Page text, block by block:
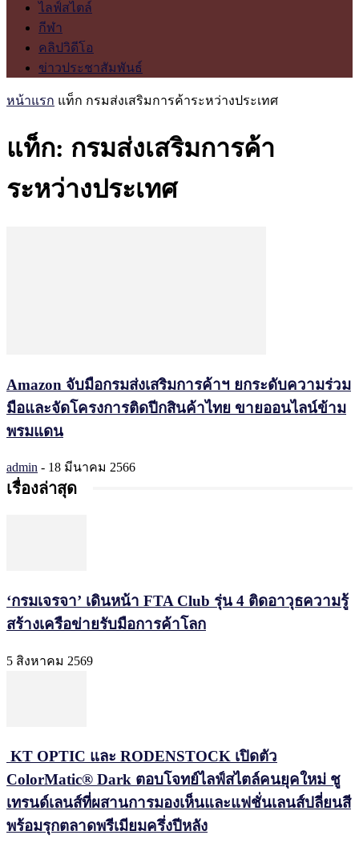
ไลฟ์สไตล์
กีฬา
คลิปวิดีโอ
ข่าวประชาสัมพันธ์
หน้าแรก แท็ก กรมส่งเสริมการค้าระหว่างประเทศ
แท็ก: กรมส่งเสริมการค้า
ระหว่างประเทศ
Amazon จับมือกรมส่งเสริมการค้าฯ ยกระดับความร่วม
มือและจัดโครงการติดปีกสินค้าไทย ขายออนไลน์ข้าม
พรมแดน
admin - 18 มีนาคม 2566
เรื่องล่าสุด
‘กรมเจรจา’ เดินหน้า FTA Club รุ่น 4 ติดอาวุธความรู้
สร้างเครือข่ายรับมือการค้าโลก
5 สิงหาคม 2569
KT OPTIC และ RODENSTOCK เปิดตัว
ColorMatic® Dark ตอบโจทย์ไลฟ์สไตล์คนยุคใหม่ ชู
เทรนด์เลนส์ที่ผสานการมองเห็นและแฟชั่นเลนส์ปลี่ยนสี
พร้อมรุกตลาดพรีเมียมครึ่งปีหลัง